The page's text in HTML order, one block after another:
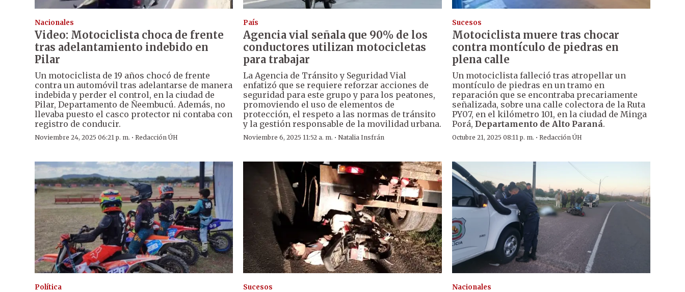
Nacionales
Video: Motociclista choca de frente
tras adelantamiento indebido en
Pilar
Un motociclista de 19 años chocó de frente
contra un automóvil tras adelantarse de manera
indebida y perder el control, en la ciudad de
Pilar, Departamento de Ñeembucú. Además, no
llevaba puesto el casco protector ni contaba con
registro de conducir.
Noviembre 24, 2025 06:21 p. m. · Redacción ÚH
País
Agencia vial señala que 90% de los
conductores utilizan motocicletas
para trabajar
La Agencia de Tránsito y Seguridad Vial
enfatizó que se requiere reforzar acciones de
seguridad para este grupo y para los peatones,
promoviendo el uso de elementos de
protección, el respeto a las normas de tránsito
y la gestión responsable de la movilidad urbana.
Noviembre 6, 2025 11:52 a. m. ·Natalia Insfrán
Sucesos
Motociclistamuere tras chocar
contra montículo de piedras en
plena calle
Un motociclista falleció tras atropellar un
montículo de piedras en un tramo en
reparación que se encontraba precariamente
señalizada, sobre una calle colectora de la Ruta
PY07, en el kilómetro 101, en la ciudad de Minga
Porá, Departamento de Alto Paraná.
Octubre 21, 2025 08:11 p. m. · Redacción ÚH
Política Sucesos Nacionales